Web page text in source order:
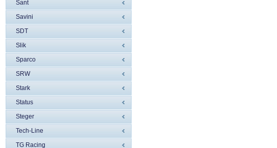
Sant
Savini
SDT
Slik
Sparco
SRW
Stark
Status
Steger
Tech-Line
TG Racing